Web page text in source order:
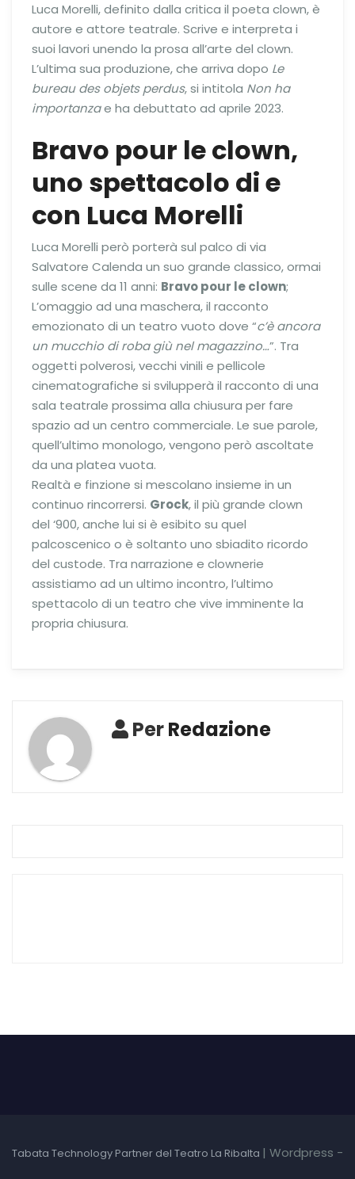
Luca Morelli, definito dalla critica il poeta clown, è
autore e attore teatrale. Scrive e interpreta i
suoi lavori unendo la prosa all’arte del clown.
L’ultima sua produzione, che arriva dopo Le
bureau des objets perdus, si intitola Non ha
importanzae ha debuttato ad aprile 2023.
Bravo pour le clown,
uno spettacolo di e
con Luca Morelli
Luca Morelli però porterà sul palco di via
Salvatore Calenda un suo grande classico, ormai
sulle scene da 11 anni: Bravo pour le clown;
L’omaggio ad una maschera, il racconto
emozionato di un teatro vuoto dove “c’è ancora
un mucchio di roba giù nel magazzino…”. Tra
oggetti polverosi, vecchi vinili e pellicole
cinematografiche si svilupperà il racconto di una
sala teatrale prossima alla chiusura per fare
spazio ad un centro commerciale. Le sue parole,
quell’ultimo monologo, vengono però ascoltate
da una platea vuota.
Realtà e finzione si mescolano insieme in un
continuo rincorrersi. Grock, il più grande clown
del ‘900, anche lui si è esibito su quel
palcoscenico o è soltanto uno sbiadito ricordo
del custode. Tra narrazione e clownerie
assistiamo ad un ultimo incontro, l’ultimo
spettacolo di un teatro che vive imminente la
propria chiusura.
PerRedazione
Tabata Technology Partner del Teatro La Ribalta | Wordpress -